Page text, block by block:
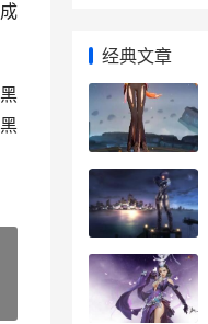
经典文章